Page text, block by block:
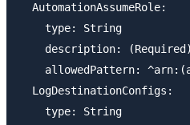
  AutomationAssumeRole:
    type: String
description:
allowedPattern:
  LogDestinationConfigs:
    type: String